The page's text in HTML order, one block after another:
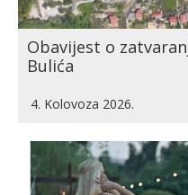
Obavijest o
Bulića
4. Kolovoza 2026.